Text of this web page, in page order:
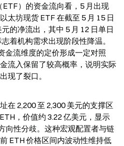
ETF）的资金流向看，5 月出现
太坊现货 ETF 在截至 5 月 15 日
的净流出，其中 5 月 12 日单日
着机构需求出现阶段性降温。
金流维度的定价形成一定对照
流入保留了较高概率，说明实际
现了裂口。
在 2,200 至 2,300 美元的支撑区
，价值约 3.22 亿美元，显示
向性分歧。这种宏观配置者与链
ETH 价格区间内波动性维持低